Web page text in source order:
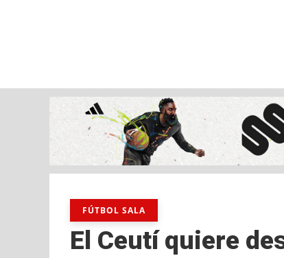
FÚTBOL SALA
El Ceutí quiere